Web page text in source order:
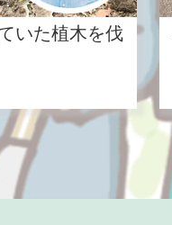
いた植木を伐